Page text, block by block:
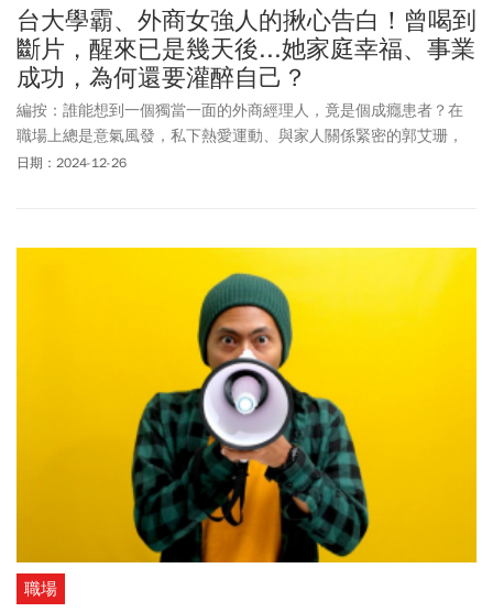
台大學霸、外商女強人的揪心告白！曾喝到
斷片，醒來已是幾天後...她家庭幸福、事業
成功，為何還要灌醉自己？
編按：誰能想到一個獨當一面的外商經理人，竟是個成癮患者？在
職場上總是意氣風發，私下熱愛運動、與家人關係緊密的郭艾珊，
竟有個秘密：事業愈成功，她愈依賴酒精。醉到最狼狽的時候，傍
家人把她反鎖在臥室，她卻還是能喝到爛醉，怎麼辦到的？原來她
從臥室的陽臺爬出去，踏著14樓高的外牆水管爬進客廳拿酒…直到
躺在蒼白的病床上，面對超高的肝指數和嚴重黃疸，才讓她不得不
正視這個問題，正式戒酒，重整自己的人生。郭艾珊的故事，揭露
了最真實、最脆弱的自己，提醒我們面對困難時不要害怕，鼓起勇
氣走下去，無論如何終將迎向康復。
日期：2024-12-26
職場